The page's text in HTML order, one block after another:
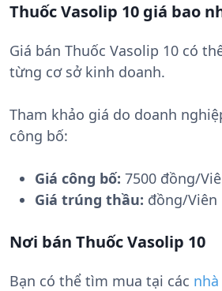
Thuốc Vasolip 10 giá bao
Giá bán Thuốc Vasolip 10 có
từng cơ sở kinh doanh.
Tham khảo giá do doanh
công bố:
Giá công bố: 7500 đồng/
Giá trúng thầu: đồng/Viên
Nơi bán Thuốc Vasolip 10
Bạn có thể tìm mua tại các